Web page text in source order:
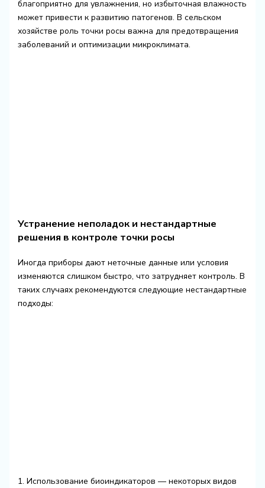
благоприятно для увлажнения, но избыточная влажность
может привести к развитию патогенов. В сельском
хозяйстве роль точки росы важна для предотвращения
заболеваний и оптимизации микроклимата.
Устранение неполадок и нестандартные
решения в контроле точки росы
Иногда приборы дают неточные данные или условия
изменяются слишком быстро, что затрудняет контроль. В
таких случаях рекомендуются следующие нестандартные
подходы:
1. Использование биоиндикаторов — некоторых видов